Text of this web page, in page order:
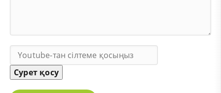
Сурет қосу